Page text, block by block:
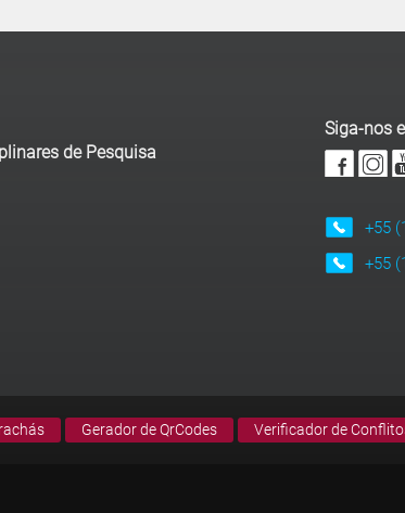
de Pesquisa
Siga-nos
+55
+55
Gerador de QrCodes Verificador de